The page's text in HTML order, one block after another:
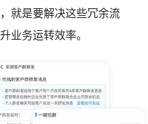
就是要解决这些冗余流
业务运转效率。